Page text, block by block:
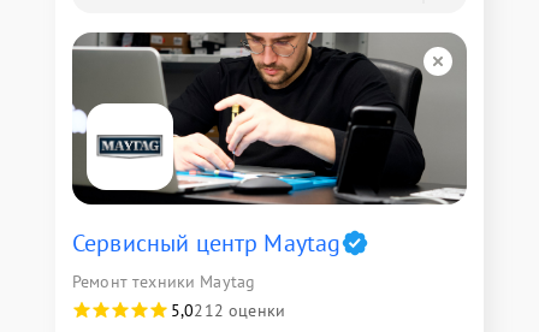
Сервисный центр Maytag
Ремонт техники Maytag
5,0212 оценки